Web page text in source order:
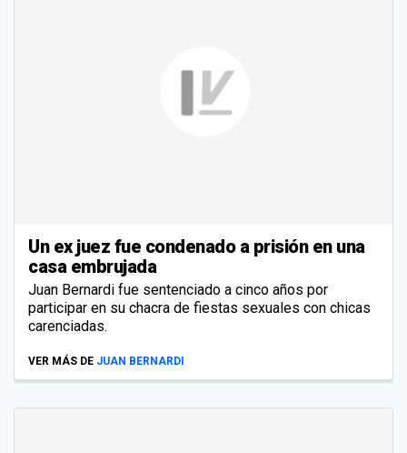
Un ex juez fue condenado a prisión en una
casa embrujada
Juan Bernardi fue sentenciado a cinco años por
participar en su chacra de fiestas sexuales con chicas
carenciadas.
VER MÁS DE JUAN BERNARDI